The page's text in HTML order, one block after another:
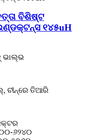
ବିଶିଷ୍ଟ
୧୪୫uH
ଭାଲ୍ଭ
ଚୀନ୍‌ରେ ତିଆରି
୬୨୪୦